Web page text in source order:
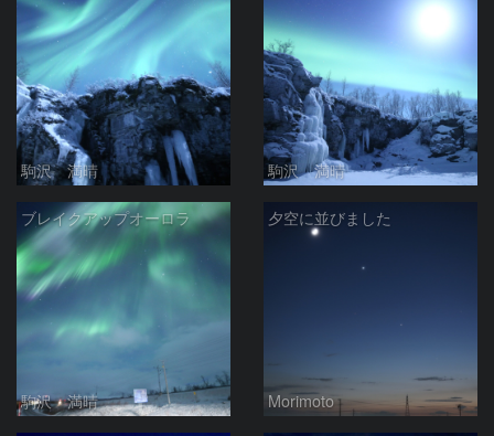
駒沢 満晴 駒沢 満晴
ブレイクアップオーロラ
駒沢 満晴
夕空に並びました
Morimoto